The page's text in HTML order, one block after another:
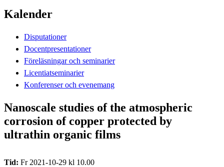
Kalender
Disputationer
Docentpresentationer
Föreläsningar och seminarier
Licentiatseminarier
Konferenser och evenemang
Nanoscale studies of the atmospheric
corrosion of copper protected by
ultrathin organic films
Tid: Fr 2021-10-29 kl 10.00